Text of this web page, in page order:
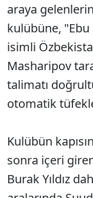
araya
kulübüne,
isimli
Masharipov
talimatı
otomatik tüfekle
Kulübün
sonra içeri
Burak Yıldız